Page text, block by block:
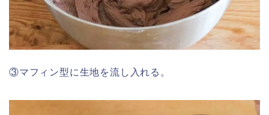
③マフィン型に生地を流し入れる。